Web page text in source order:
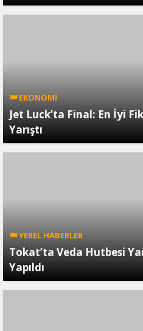
EKONOMİ
Jet Luck’ta Final: En İyi
Yarıştı
YEREL HABERLER
Tokat’ta Veda Hutbesi
Yapıldı